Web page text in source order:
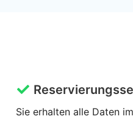
Sie erhalten alle Daten